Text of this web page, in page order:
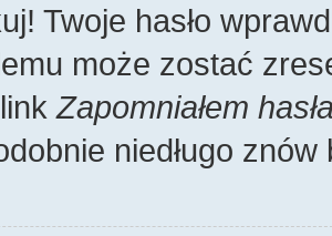
Twoje hasło
może zostać
Zapomniałem
niedługo